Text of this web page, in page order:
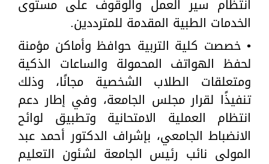
انتظام سير العمل والوقوف على مستوى
الخدمات الطبية المقدمة للمترددين.
• خصصت كلية التربية حوافظ وأماكن مؤمنة
لحفظ الهواتف المحمولة والساعات الذكية
ومتعلقات الطلاب الشخصية مجانًا، وذلك
تنفيذًا لقرار مجلس الجامعة، وفي إطار دعم
انتظام العملية الامتحانية وتطبيق لوائح
الانضباط الجامعي، بإشراف الدكتور أحمد عبد
المولى نائب رئيس الجامعة لشئون التعليم